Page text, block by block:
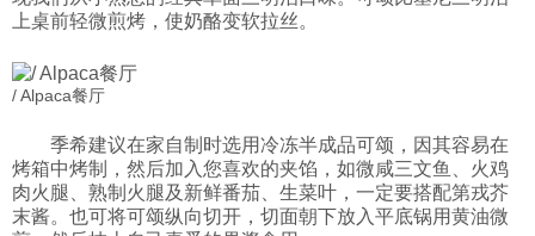
上桌前轻微煎烤，使奶酪变软拉丝。
/ Alpaca餐厅
季希建议在家自制时选用冷冻半成品可颂，因其容易在
烤箱中烤制，然后加入您喜欢的夹馅，如微咸三文鱼、火鸡
肉火腿、熟制火腿及新鲜番茄、生菜叶，一定要搭配第戎芥
末酱。也可将可颂纵向切开，切面朝下放入平底锅用黄油微